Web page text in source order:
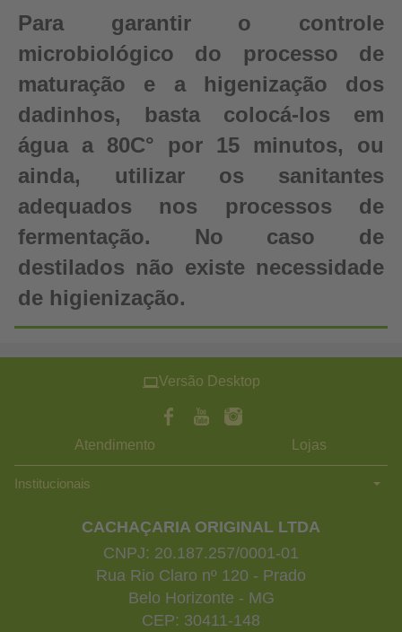
Para garantir o controle
microbiológico do processo de
maturação e a higenização dos
dadinhos, basta colocá-los em
água a 80C° por 15 minutos, ou
ainda, utilizar os sanitantes
adequados nos processos de
fermentação. No caso de
destilados não existe necessidade
de higienização.
Versão Desktop
Atendimento Lojas
Institucionais
CACHAÇARIA ORIGINAL LTDA
CNPJ: 20.187.257/0001-01
Rua Rio Claro nº 120 - Prado
Belo Horizonte - MG
CEP: 30411-148